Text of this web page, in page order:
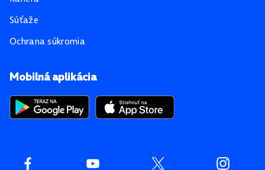
Mobilná aplikácia
Súťaže
Ochrana súkromia